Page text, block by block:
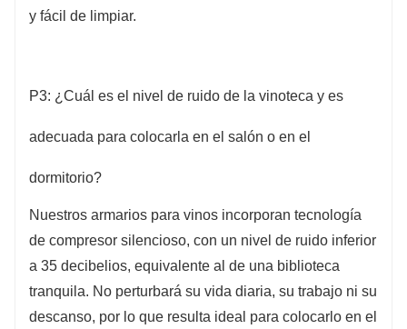
y fácil de limpiar.
P3: ¿Cuál es el nivel de ruido de la vinoteca y es
adecuada para colocarla en el salón o en el
dormitorio?
Nuestros armarios para vinos incorporan tecnología
de compresor silencioso, con un nivel de ruido inferior
a 35 decibelios, equivalente al de una biblioteca
tranquila. No perturbará su vida diaria, su trabajo ni su
descanso, por lo que resulta ideal para colocarlo en el